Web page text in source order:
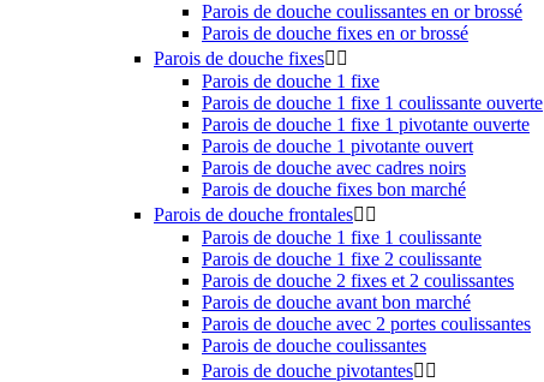
Parois de douche coulissantes en or brossé
Parois de douche fixes en or brossé
Parois de douche fixes 
Parois de douche 1 fixe
Parois de douche 1 fixe 1 coulissante ouverte
Parois de douche 1 fixe 1 pivotante ouverte
Parois de douche 1 pivotante ouvert
Parois de douche avec cadres noirs
Parois de douche fixes bon marché
Parois de douche frontales 
Parois de douche 1 fixe 1 coulissante
Parois de douche 1 fixe 2 coulissante
Parois de douche 2 fixes et 2 coulissantes
Parois de douche avant bon marché
Parois de douche avec 2 portes coulissantes
Parois de douche coulissantes
Parois de douche pivotantes 